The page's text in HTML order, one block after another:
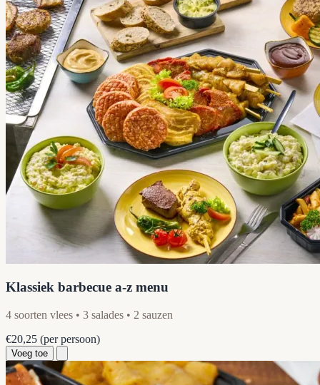
Klassiek barbecue a-z menu
4 soorten vlees • 3 salades • 2 sauzen
€20,25 (per persoon)
Voeg toe